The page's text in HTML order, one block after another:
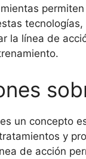
la línea de
un concepto
y
de acción